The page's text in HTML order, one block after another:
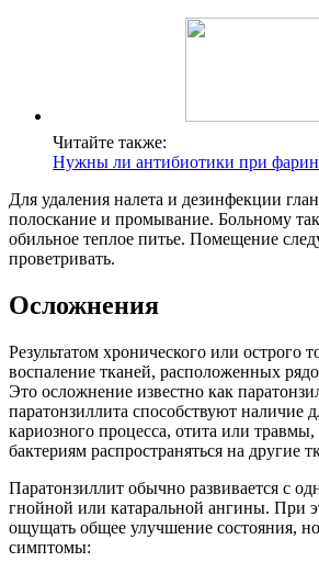
Читайте также:
Нужны ли антибиотики при
Для удаления налета и дезинфекции
полоскание и промывание. Больному
обильное теплое питье. Помещение
проветривать.
Осложнения
Результатом хронического или острого
воспаление тканей, расположенных
Это осложнение известно как
паратонзиллита способствуют наличие
кариозного процесса, отита или
бактериям распространяться на другие
Паратонзиллит обычно развивается с
гнойной или катаральной ангины. При
ощущать общее улучшение состояния,
симптомы: